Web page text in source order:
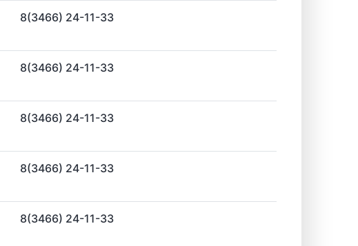
8(3466) 24-11-33
8(3466) 24-11-33
8(3466) 24-11-33
8(3466) 24-11-33
8(3466) 24-11-33